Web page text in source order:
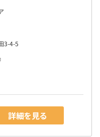
3-4-5
詳細を見る